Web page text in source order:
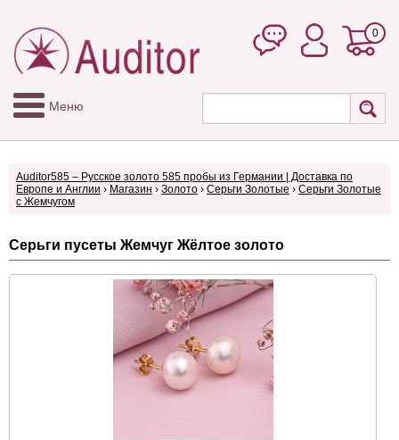
0
Меню
Auditor585 – Русское золото 585 пробы из Германии | Доставка по
Европе и Англии › Магазин › Золото › Серьги Золотые › Серьги Золотые
с Жемчугом
Cерьги пусеты Жемчуг Жёлтое золото